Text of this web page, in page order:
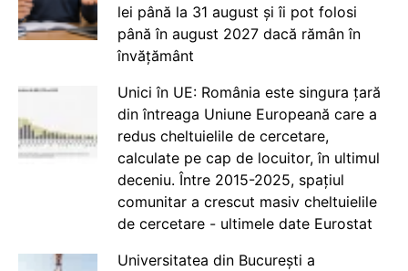
lei până la 31 august și îi pot folosi
până în august 2027 dacă rămân în
învățământ
Unici în UE: România este singura țară
din întreaga Uniune Europeană care a
redus cheltuielile de cercetare,
calculate pe cap de locuitor, în ultimul
deceniu. Între 2015-2025, spațiul
comunitar a crescut masiv cheltuielile
de cercetare - ultimele date Eurostat
Universitatea din București a